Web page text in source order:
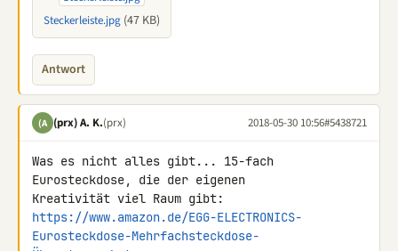
Steckerleiste.jpg (47 KB)
Antwort
(A (prx) A. K.(prx) 2018-05-30 10:56#5438721
Was es nicht alles gibt... 15-fach
Eurosteckdose, die der eigenen
https://www.amazon.de/EGG-ELECTRONICS-
Eurosteckdose-Mehrfachsteckdose-